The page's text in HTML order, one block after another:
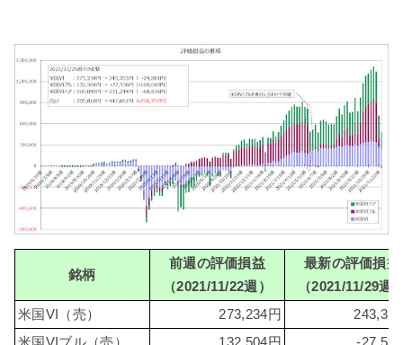
銘柄
前週の評価損益
（2021/11/22週）
最新の評価損益
（2021/11/29週
米国VI（売）
273,234円
米国VIブル（売）
132,504円
-